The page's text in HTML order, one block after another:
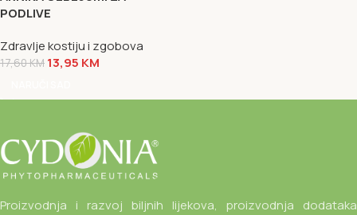
PODLIVE
Zdravlje kostiju i zgobova
17,60KM 13,95 KM
Proizvodnja i razvoj biljnih lijekova, proizvodnja dodataka